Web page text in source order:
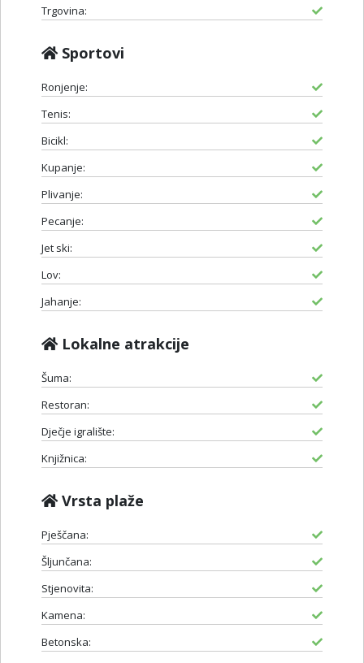
Trgovina:
Sportovi
Ronjenje:
Tenis:
Bicikl:
Kupanje:
Plivanje:
Pecanje:
Jet ski:
Lov:
Jahanje:
Lokalne atrakcije
Šuma:
Restoran:
Dječje igralište:
Knjižnica:
Vrsta plaže
Pješčana:
Šljunčana:
Stjenovita:
Kamena:
Betonska: